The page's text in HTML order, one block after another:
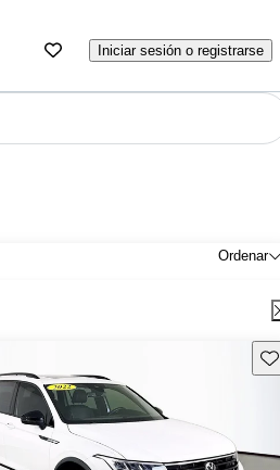
Iniciar sesión o registrarse
Ordenar